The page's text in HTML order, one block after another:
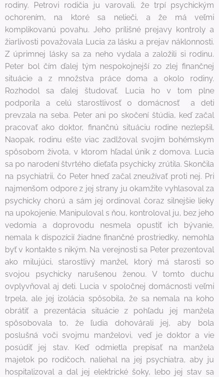
rodiny. Petrovi rodičia ju varovali, že trpí psychickým
ochorením, na ktoré sa nelieči, a že má veľmi
komplikovanú povahu. Jeho prílišné prejavy kontroly a
žiarlivosti považovala Lucia za lásku a prejav náklonnosti.
Z úprimnej lásky sa za neho vydala a založili si rodinu.
Peter bol čím ďalej tým nespokojnejší zo zlej finančnej
situácie a z množstva práce doma a okolo rodiny.
Rozhodol sa ďalej študovať. Lucia ho v tom plne
podporila a celú starostlivosť o domácnosť a deti
prevzala na seba. Peter ani po skočení štúdia, keď začal
pracovať ako doktor, finančnú situáciu rodine nezlepšil.
Naopak, rodinu ešte viac zadlžoval svojím bohémskym
spôsobom života, v ktorom hľadal únik z domova. Lucia
sa po narodení štvrtého dieťaťa psychicky zrútila. Skončila
na psychiatrii, čo Peter hneď začal zneužívať proti nej. Pri
najmenšom odpore z jej strany ju okamžite vyhlasoval za
psychicky chorú a sám jej ordinoval čoraz silnejšie lieky
na upokojenie. Manipuloval s ňou, kontroloval ju, bez jeho
vedomia a doprovodu nesmela opustiť ich bývanie,
nemala k dispozícií žiadne finančné prostriedky, nemohla
byť v kontakte s nikým. Na verejnosti sa Peter prezentoval
ako milujúci, starostlivý manžel, ktorý má starosti so
svojou psychicky narušenou ženou. V tomto duchu
ovplyvňoval aj deti. Lucia v spoločnej domácnosti veľmi
trpela, ale jej izolácia spôsobila, že sa nemala na koho
obrátiť a prezentácia situácie z pohľadu jej manžela
spôsobovala to, že ľudia dohovárali jej, aby bola
poslušná voči svojmu manželovi, veď je doktor a vie
posúdiť jej stav. Keď odmietla prepísať na manžela
majetok po rodičoch, naliehal na jej psychiatra, aby ju
hospitalizoval a dal jej elektrické šoky, lebo jej stav sa